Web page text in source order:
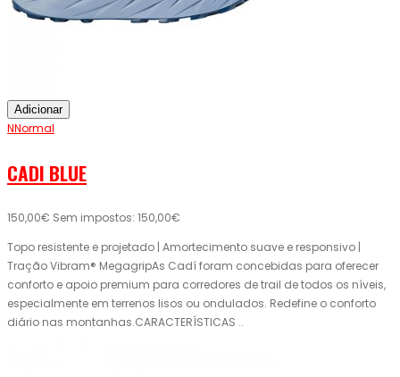
Adicionar
NNormal
CADI BLUE
150,00€ Sem impostos: 150,00€
Topo resistente e projetado | Amortecimento suave e responsivo |
Tração Vibram® MegagripAs Cadí foram concebidas para oferecer
conforto e apoio premium para corredores de trail de todos os níveis,
especialmente em terrenos lisos ou ondulados. Redefine o conforto
diário nas montanhas.CARACTERÍSTICAS ..